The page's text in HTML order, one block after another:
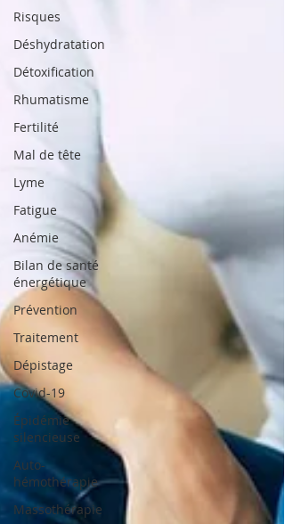
Risques
Déshydratation
Détoxification
Rhumatisme
Fertilité
Mal de tête
Lyme
Fatigue
Anémie
Bilan de santé
énergétique
Prévention
Traitement
Dépistage
Covid-19
Épidémie
silencieuse
Auto-
hémothérapie
Massothérapie